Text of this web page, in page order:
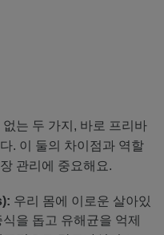
는 두 가지, 바로 프리바
. 이 둘의 차이점과 역할
관리에 중요해요.
우리 몸에 이로운 살아있
을 돕고 유해균을 억제